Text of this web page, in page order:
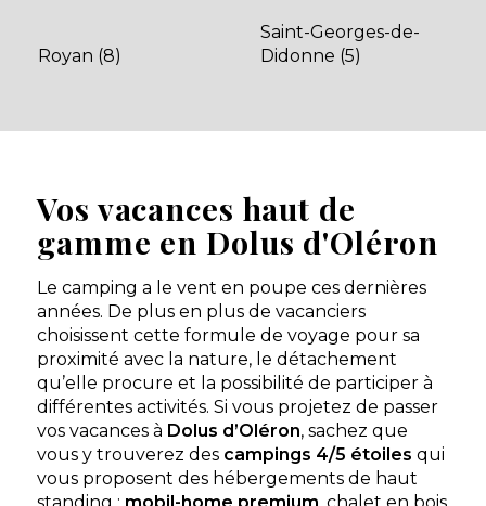
Vos vacances haut de
gamme en Dolus d'Oléron
Le camping a le vent en poupe ces dernières
années. De plus en plus de vacanciers
choisissent cette formule de voyage pour sa
proximité avec la nature, le détachement
qu’elle procure et la possibilité de participer à
différentes activités. Si vous projetez de passer
vos vacances à Dolus d’Oléron, sachez que
vous y trouverez des campings 4/5 étoiles qui
vous proposent des hébergements de haut
Royan (8)
Saint-Georges-de-
Didonne (5)